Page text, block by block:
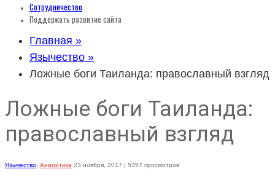
Сотрудничество
Поддержать развитие сайта
Главная »
Язычество »
Ложные боги Таиланда: православный взгляд
Ложные боги Таиланда:
православный взгляд
Язычество Аналитика 23 ноября, 2017 | 5357 просмотров